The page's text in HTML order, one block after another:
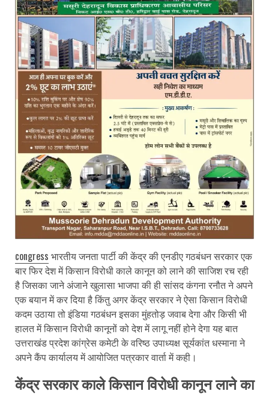
congress भारतीय जनता पार्टी की केंद्र की एनडीए गठबंधन सरकार एक
बार फिर देश में किसान विरोधी काले कानून को लाने की साजिश रच रही
है जिसका जाने अंजाने खुलासा भाजपा की ही सांसद कंगना रनौत ने अपने
एक बयान में कर दिया है किंतु अगर केंद्र सरकार ने ऐसा किसान विरोधी
कदम उठाया तो इंडिया गठबंधन इसका मुंहतोड़ जवाब देगा और किसी भी
हालत में किसान विरोधी कानूनों को देश में लागू नहीं होने देगा यह बात
उत्तराखंड प्रदेश कांग्रेस कमेटी के वरिष्ठ उपाध्यक्ष सूर्यकांत धस्माना ने
अपने कैंप कार्यालय में आयोजित पत्रकार वार्ता में कही।
केंद्र सरकार काले किसान विरोधी कानून लाने का